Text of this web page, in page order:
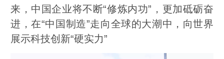
来，中国企业将不断“修炼内功”，更加砥砺奋
进，在“中国制造”走向全球的大潮中，向世界
展示科技创新“硬实力”